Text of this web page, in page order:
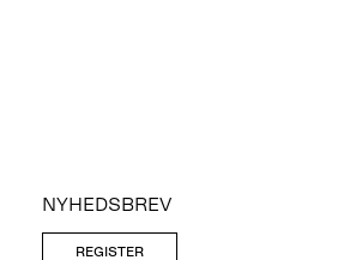
NYHEDSBREV
REGISTER